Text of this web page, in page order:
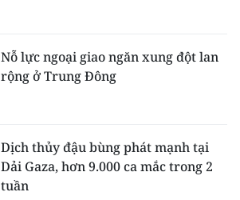
Nỗ lực ngoại giao ngăn xung đột lan
rộng ở Trung Đông
Dịch thủy đậu bùng phát mạnh tại
Dải Gaza, hơn 9.000 ca mắc trong 2
tuần